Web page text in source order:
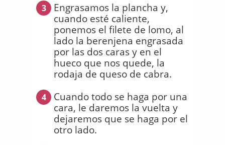
3
Engrasamos la plancha y,
cuando esté caliente,
ponemos el filete de lomo, al
lado la berenjena engrasada
por las dos caras y en el
hueco que nos quede, la
rodaja de queso de cabra.
4
Cuando todo se haga por una
cara, le daremos la vuelta y
dejaremos que se haga por el
otro lado.